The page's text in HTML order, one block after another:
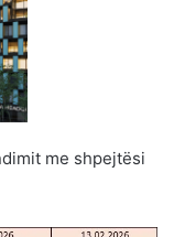
me shpejtësi